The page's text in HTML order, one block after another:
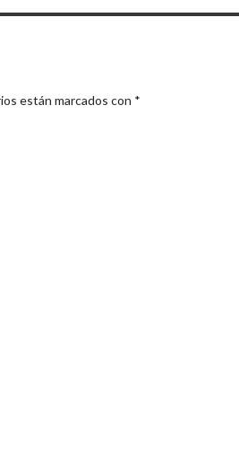
están marcados con *